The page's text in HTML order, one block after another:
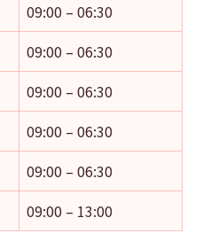
09:00 – 06:30
09:00 – 06:30
09:00 – 06:30
09:00 – 06:30
09:00 – 06:30
09:00 – 13:00